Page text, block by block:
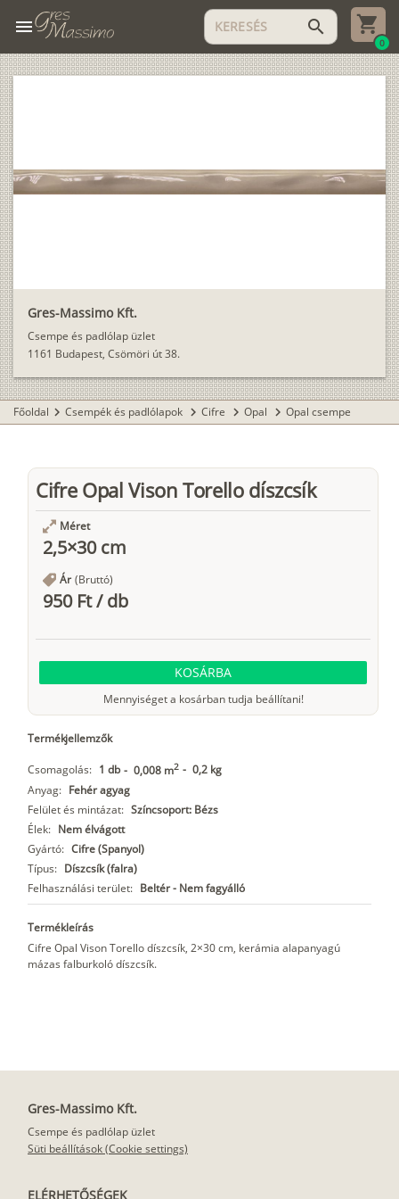
menu search
0
Gres-Massimo Kft.
Csempe és padlólap üzlet
1161 Budapest, Csömöri út 38.
Főoldal chevron_right Csempék és padlólapok chevron_right Cifre chevron_right Opal chevron_right Opal csempe
Cifre Opal Vison Torello díszcsík
Méret
2,5×30 cm
Ár (Bruttó)
950 Ft/db
KOSÁRBA
Mennyiséget a kosárban tudja beállítani!
Termékjellemzők
Csomagolás: 1 db - 0,008 m2 - 0,2 kg
Anyag: Fehér agyag
Felület és mintázat: Színcsoport: Bézs
Élek: Nem élvágott
Gyártó: Cifre (Spanyol)
Típus: Díszcsík (falra)
Felhasználási terület: Beltér - Nem fagyálló
Termékleírás
Cifre Opal Vison Torello díszcsík, 2×30 cm, kerámia alapanyagú
mázas falburkoló díszcsík.
Gres-Massimo Kft.
Csempe és padlólap üzlet
Süti beállítások (Cookie settings)
ELÉRHETŐSÉGEK